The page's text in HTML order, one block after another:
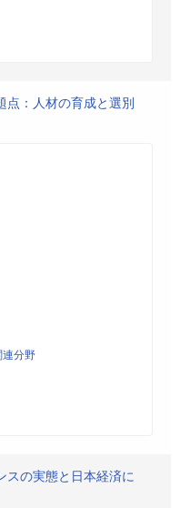
点：人材の育成と選別
連分野
スの実態と日本経済に